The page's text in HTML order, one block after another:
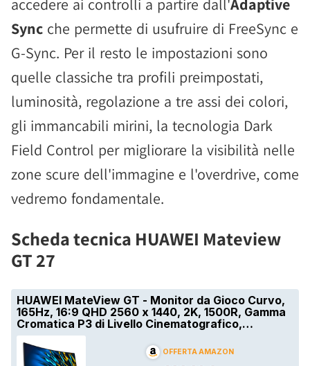
accedere ai controlli a partire dall'Adaptive
Sync che permette di usufruire di FreeSync e
G-Sync. Per il resto le impostazioni sono
quelle classiche tra profili preimpostati,
luminosità, regolazione a tre assi dei colori,
gli immancabili mirini, la tecnologia Dark
Field Control per migliorare la visibilità nelle
zone scure dell'immagine e l'overdrive, come
vedremo fondamentale.
Scheda tecnica HUAWEI Mateview
GT 27